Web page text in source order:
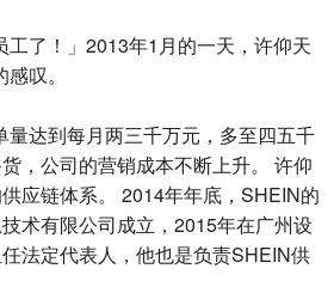
工了！」2013年1月的一天，许仰天
叹。
达到每月两三千万元，多至四五千
，公司的营销成本不断上升。 许仰
应链体系。 2014年年底，SHEIN的
术有限公司成立，2015年在广州设
法定代表人，他也是负责SHEIN供